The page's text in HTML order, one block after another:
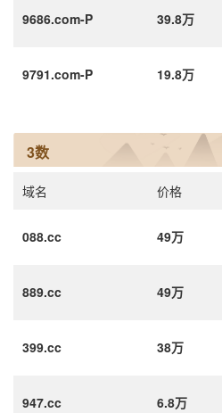
9686.com-P 39.8万
9791.com-P 19.8万
3数
域名 价格
088.cc 49万
889.cc 49万
399.cc 38万
947.cc 6.8万